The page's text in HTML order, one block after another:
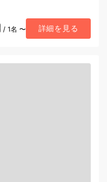
/ 1名 〜 詳細を見る